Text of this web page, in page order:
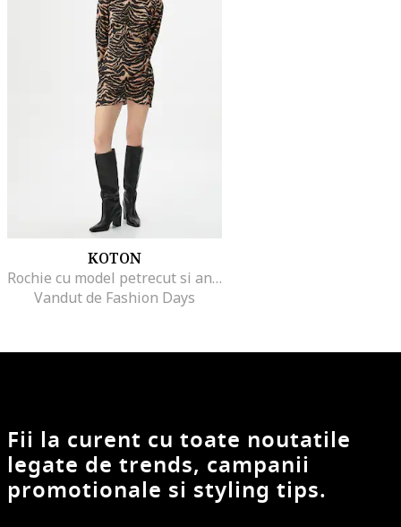
KOTON
Rochie cu model petrecut si animal print, Negru/Maro nisip
Vandut de Fashion Days
Fii la curent cu toate noutatile
legate de trends, campanii
promotionale si styling tips.